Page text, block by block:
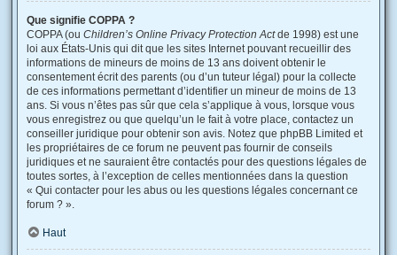
Que signifie COPPA ?
COPPA (ou Children’s Online Privacy Protection Actde 1998) est une
loi aux États-Unis qui dit que les sites Internet pouvant recueillir des
informations de mineurs de moins de 13 ans doivent obtenir le
consentement écrit des parents (ou d’un tuteur légal) pour la collecte
de ces informations permettant d’identifier un mineur de moins de 13
ans. Si vous n’êtes pas sûr que cela s’applique à vous, lorsque vous
vous enregistrez ou que quelqu’un le fait à votre place, contactez un
conseiller juridique pour obtenir son avis. Notez que phpBB Limited et
les propriétaires de ce forum ne peuvent pas fournir de conseils
juridiques et ne sauraient être contactés pour des questions légales de
toutes sortes, à l’exception de celles mentionnées dans la question
« Qui contacter pour les abus ou les questions légales concernant ce
forum ? ».
Haut